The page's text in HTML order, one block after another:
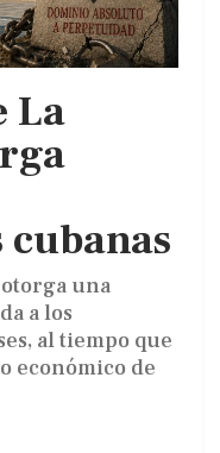
La
una
a los
al tiempo que
económico de